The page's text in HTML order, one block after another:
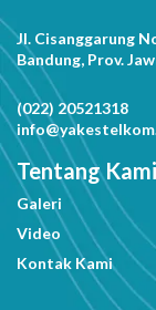
Jl. Cisanggarung
Bandung, Prov.
(022) 20521318
Tentang Kami
Galeri
Video
Kontak Kami